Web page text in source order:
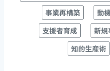
事業再構築
動
支援者育成
新規
知的生産術